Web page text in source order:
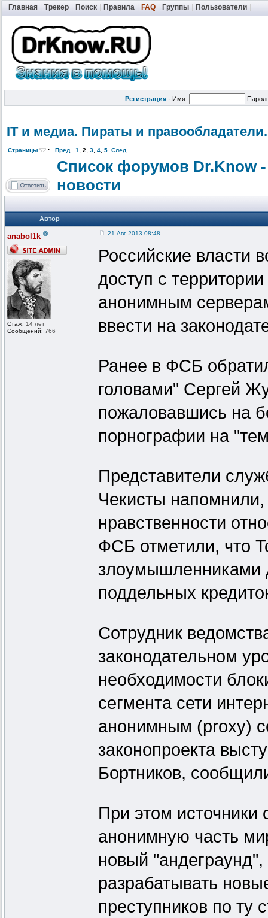
Главная Трекер Поиск Правила FAQ Группы Пользователи
Регистрация · Имя:
IT и медиа. Пираты и правообладат
Страницы : Пред. 1, 2, 3, 4, 5 След.
Список форумов Dr.Know
новости
Автор
anabol1k ®
Стаж: 14 лет
Сообщений: 766
21-Авг-2013 08:48
Российские власти
доступ с
анонимным
ввести на
Ранее в ФСБ
головами" Сергей
пожаловавшись на
порнографии на
Представители
Чекисты напомнили,
нравственности
ФСБ отметили, что
злоумышленниками
поддельных
Сотрудник
законодательном
необходимости
сегмента сети
анонимным (proxy)
законопроекта
Бортников,
При этом источники
анонимную часть
новый
разрабатывать
преступников по ту